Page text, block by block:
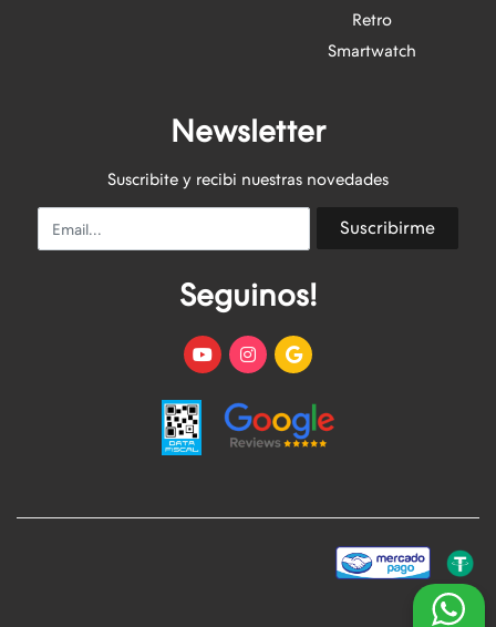
Retro
Smartwatch
Newsletter
Suscribite y recibi nuestras novedades
Email Suscribirme
Seguinos!